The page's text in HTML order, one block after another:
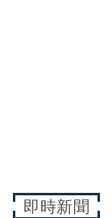
即時新聞